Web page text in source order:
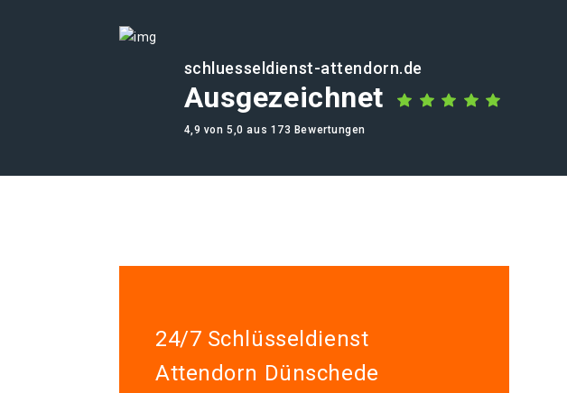
schluesseldienst-attendorn.de
Ausgezeichnet
4,9 von 5,0 aus 173 Bewertungen
24/7 Schlüsseldienst
Attendorn Dünschede